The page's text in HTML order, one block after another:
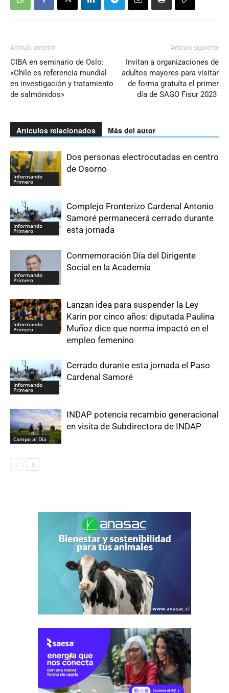
Artículo anterior
CIBA en seminario de Oslo:
«Chile es referencia mundial
en investigación y tratamiento
de salmónidos»
Artículo siguiente
Invitan a organizaciones de
adultos mayores para visitar
de forma gratuíta el primer
día de SAGO Fisur 2023
Artículos relacionados Más del autor
Informando
Primero
Dos personas electrocutadas en centro
de Osorno
Informando
Primero
Complejo Fronterizo Cardenal Antonio
Samoré permanecerá cerrado durante
esta jornada
Informando
Primero
Conmemoración Día del Dirigente
Social en la Academia
Informando
Primero
Lanzan idea para suspender la Ley
Karin por cinco años: diputada Paulina
Muñoz dice que norma impactó en el
empleo femenino
Informando
Primero
Cerrado durante esta jornada el Paso
Cardenal Samoré
Campo al Día
INDAP potencia recambio generacional
en visita de Subdirectora de INDAP